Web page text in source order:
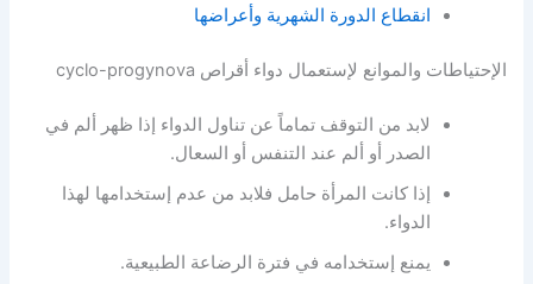
انقطاع الدورة الشهرية وأعراضها
الإحتياطات والموانع لإستعمال دواء أقراص cyclo-progynova
لابد من التوقف تماماً عن تناول الدواء إذا ظهر ألم في
الصدر أو ألم عند التنفس أو السعال.
إذا كانت المرأة حامل فلابد من عدم إستخدامها لهذا
الدواء.
يمنع إستخدامه في فترة الرضاعة الطبيعية.